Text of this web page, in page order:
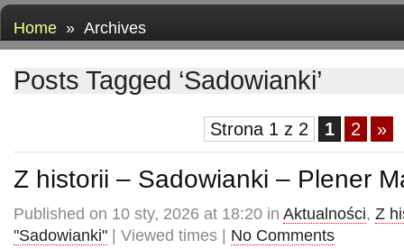
Home » Archives
Posts Tagged ‘Sadowianki’
Strona 1 z 2 1 2 »
Z historii – Sadowianki – Plener
Published on 10 sty, 2026 at 18:20 in Aktualności, Z
"Sadowianki" | Viewed times | No Comments